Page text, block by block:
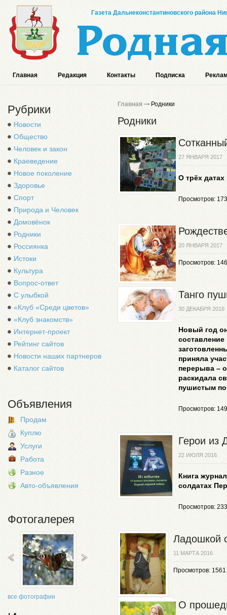
Газета Дальнеконстантиновского района
Главная Редакция Контакты Подписка
Рубрики
Новости
Общество
Человек и закон
Краеведение
Новое поколение
Здоровье
Спорт
Природа и Человек
Домовёнок
Родники
Россиянка
Истоки
Культура
Вопрос-ответ
С улыбкой
«Клуб «Среди цветов»
«Клуб знакомств»
Интернет-проект
Рейтинг сайтов
Новости наших партнеров
Каталог сайтов
Объявления
Продам
Куплю
Услуги
Работа
Разное
Авто-объявления
Фотогалерея
все фотографии
Главная Родники
Родники
27 ЯНВАРЯ 2017
О трёх
Просмотров:
20 ЯНВАРЯ 2017
Просмотров:
Танго
30 ДЕКАБРЯ 2016
Новый год
приняла
перерыва –
раскидала
пушистым
Просмотров:
Герои из
22 ИЮЛЯ 2016
Книга
солдатах
Просмотров:
Ладошкой
11 МАРТА 2016
Просмотров: 1561
О